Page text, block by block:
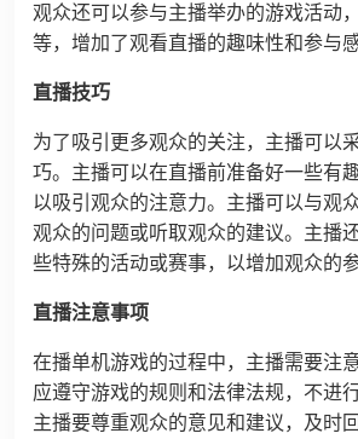
观众还可以参与主播举办的游戏活动
等，增加了观看直播的趣味性和参与感
直播技巧
为了吸引更多观众的关注，主播可以
巧。主播可以在直播前准备好一些有
以吸引观众的注意力。主播可以与观
观众的问题或听取观众的建议。主播
些特殊的活动或赛事，以增加观众的
直播注意事项
在播单机游戏的过程中，主播需要注
应遵守游戏的规则和法律法规，不进
主播要尊重观众的意见和建议，及时